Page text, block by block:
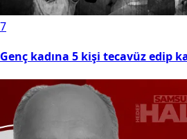
7
Genç kadına 5 kişi tecavüz edip